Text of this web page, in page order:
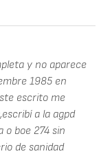
y no aparece
1985 en
escrito me
a la agpd
o boe 274 sin
de sanidad